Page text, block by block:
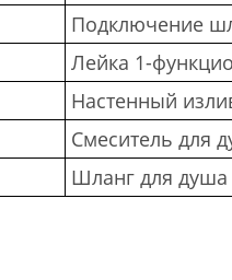
Подключение
Лейка 1-
Настенный
Смеситель для
Шланг для душа